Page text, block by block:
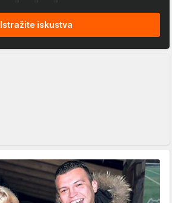
Istražite iskustva